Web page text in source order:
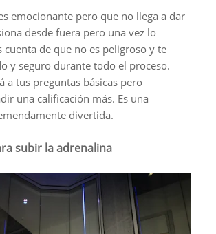
emocionante pero que no llega a dar
desde fuera pero una vez lo
cuenta de que no es peligroso y te
y seguro durante todo el proceso.
a tus preguntas básicas pero
una calificación más. Es una
divertida.
subir la adrenalina